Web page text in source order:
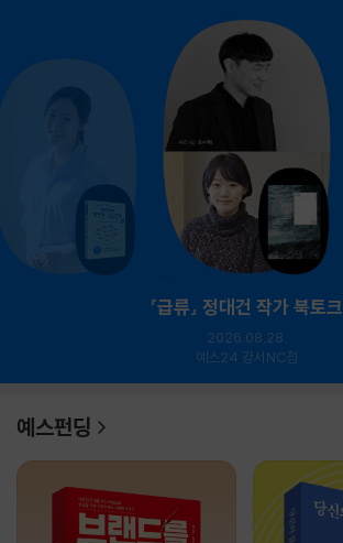
『급류』 정대건 작가 북토크
2026.08.28.
예스24 강서NC점
예스펀딩